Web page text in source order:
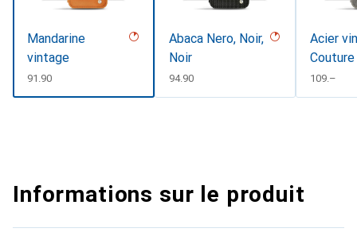
Mandarine
vintage
CHF
91.90
Abaca Nero, Noir,
Noir
CHF
94.90
Acier
Couture
CHF
109.–
Informations sur le produit